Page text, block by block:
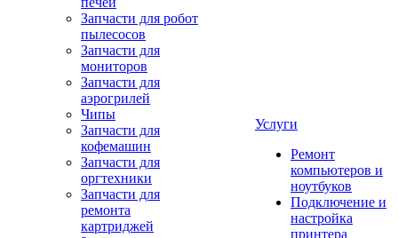
Запчасти для робот
пылесосов
Запчасти для
мониторов
Запчасти для
аэрогрилей
Чипы
Запчасти для
кофемашин
Запчасти для
оргтехники
Запчасти для
ремонта
картриджей
Услуги
Ремонт
компьютеров и
ноутбуков
Подключение и
настройка
принтера